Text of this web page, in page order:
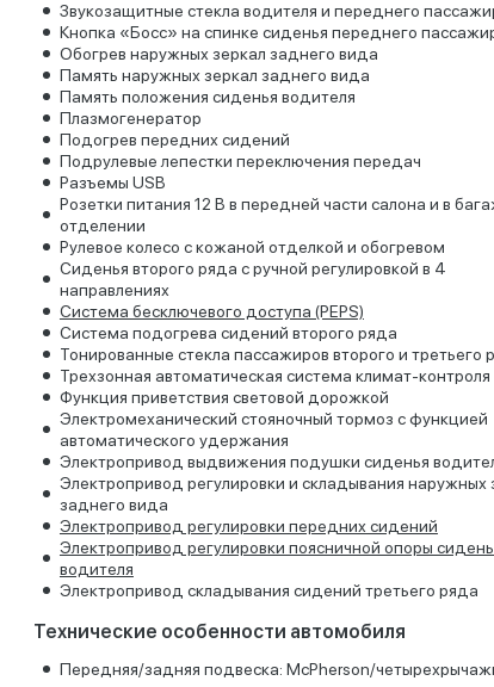
Звукозащитные стекла водителя и переднего
Кнопка «Босс» на спинке сиденья переднего
Обогрев наружных зеркал заднего вида
Память наружных зеркал заднего вида
Память положения сиденья водителя
Плазмогенератор
Подогрев передних сидений
Подрулевые лепестки переключения передач
Разъемы USB
Розетки питания 12 В в передней части салона и в
отделении
Рулевое колесо с кожаной отделкой и обогревом
Сиденья второго ряда с ручной регулировкой в 4
направлениях
Система бесключевого доступа (PEPS)
Система подогрева сидений второго ряда
Тонированные стекла пассажиров второго и третьего
Трехзонная автоматическая система климат-контроля
Функция приветствия световой дорожкой
Электромеханический стояночный тормоз с функцией
автоматического удержания
Электропривод выдвижения подушки сиденья
Электропривод регулировки и складывания наружных
заднего вида
Электропривод регулировки передних сидений
Электропривод регулировки поясничной опоры
водителя
Электропривод складывания сидений третьего ряда
Технические особенности автомобиля
Передняя/задняя подвеска: McPherson/